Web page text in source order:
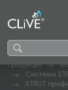
Продукция
Система
STRUT